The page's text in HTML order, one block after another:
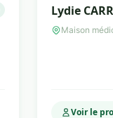
Lydie
Maison
Voir le